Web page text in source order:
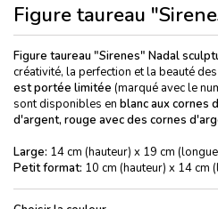
Figure taureau
Figure taureau "Sirenes" Nadal
créativité, la perfection et la beauté
est portée limitée (marqué avec le
sont disponibles en blanc aux cornes
d'argent, rouge avec des cornes
Large: 14 cm (hauteur) x 19 cm
Petit format: 10 cm (hauteur) x 14 cm